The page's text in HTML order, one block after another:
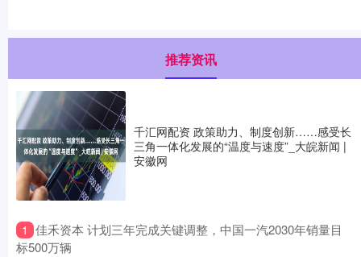
推荐资讯
千汇网配资 政策助力、制度创新……感受长
三角一体化发展的“温度与速度”_大皖新闻 |
安徽网
1 ​佳禾资本 计划三年完成关键调整，中国一汽2030年销量目
标500万辆